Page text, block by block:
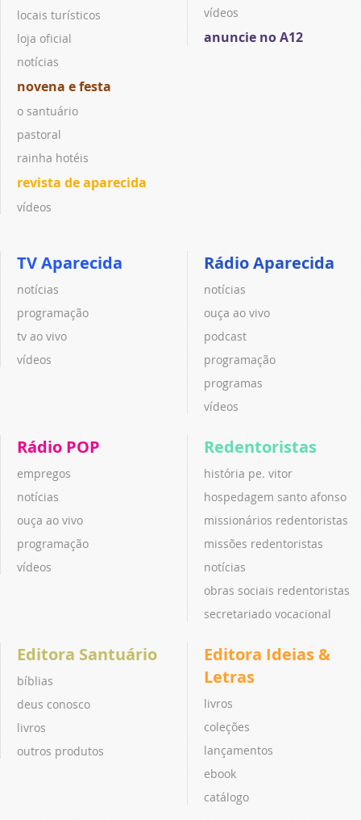
locais turísticos
loja oficial
notícias
novena e festa
o santuário
pastoral
rainha hotéis
revista de aparecida
vídeos
vídeos
anuncie no A12
TV Aparecida
notícias
programação
tv ao vivo
vídeos
Rádio Aparecida
notícias
ouça ao vivo
podcast
programação
programas
vídeos
Rádio POP
empregos
notícias
ouça ao vivo
programação
vídeos
Redentoristas
história pe. vitor
hospedagem santo afonso
missionários redentoristas
missões redentoristas
notícias
obras sociais redentoristas
secretariado vocacional
Editora Santuário
bíblias
deus conosco
livros
outros produtos
Editora Ideias &
Letras
livros
coleções
lançamentos
ebook
catálogo